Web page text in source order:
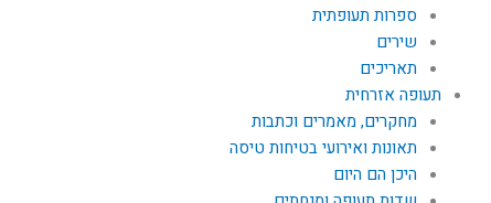
ספרות תעופתית
שירים
תאריכים
תעופה אזרחית
מחקרים, מאמרים וכתבות
תאונות ואירועי בטיחות טיסה
היכן הם היום